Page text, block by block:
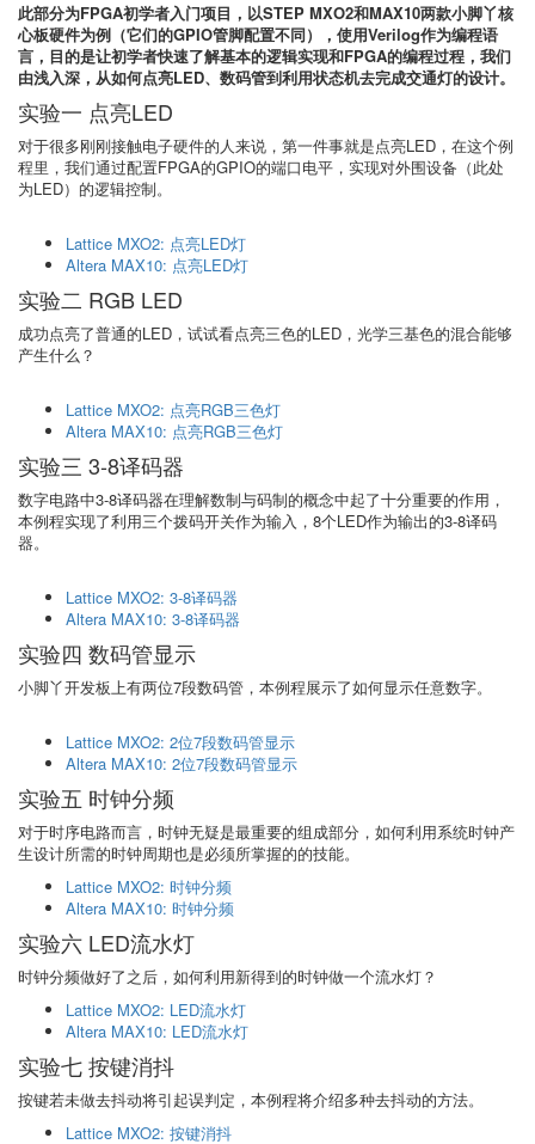
此部分为FPGA初学者入门项目，以STEP MXO2和MAX10两款小脚丫核
心板硬件为例（它们的GPIO管脚配置不同），使用Verilog作为编程语
言，目的是让初学者快速了解基本的逻辑实现和FPGA的编程过程，我们
由浅入深，从如何点亮LED、数码管到利用状态机去完成交通灯的设计。
实验一 点亮LED
对于很多刚刚接触电子硬件的人来说，第一件事就是点亮LED，在这个例
程里，我们通过配置FPGA的GPIO的端口电平，实现对外围设备（此处
为LED）的逻辑控制。
Lattice MXO2: 点亮LED灯
Altera MAX10: 点亮LED灯
实验二 RGB LED
成功点亮了普通的LED，试试看点亮三色的LED，光学三基色的混合能够
产生什么？
Lattice MXO2: 点亮RGB三色灯
Altera MAX10: 点亮RGB三色灯
实验三 3-8译码器
数字电路中3-8译码器在理解数制与码制的概念中起了十分重要的作用，
本例程实现了利用三个拨码开关作为输入，8个LED作为输出的3-8译码
器。
Lattice MXO2: 3-8译码器
Altera MAX10: 3-8译码器
实验四 数码管显示
小脚丫开发板上有两位7段数码管，本例程展示了如何显示任意数字。
Lattice MXO2: 2位7段数码管显示
Altera MAX10: 2位7段数码管显示
实验五 时钟分频
对于时序电路而言，时钟无疑是最重要的组成部分，如何利用系统时钟产
生设计所需的时钟周期也是必须所掌握的的技能。
Lattice MXO2: 时钟分频
Altera MAX10: 时钟分频
实验六 LED流水灯
时钟分频做好了之后，如何利用新得到的时钟做一个流水灯？
Lattice MXO2: LED流水灯
Altera MAX10: LED流水灯
实验七 按键消抖
按键若未做去抖动将引起误判定，本例程将介绍多种去抖动的方法。
Lattice MXO2: 按键消抖